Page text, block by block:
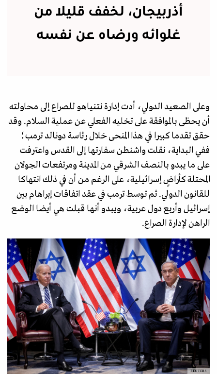
أذربيجان، لخفف قليلا من
غلوائه ورضاه عن نفسه
وعلى الصعيد الدولي، أدت إدارة نتنياهو للصراع إلى محاولته
أن يحظى بالموافقة على تخليه الفعلي عن عملية السلام. وقد
حقق تقدما كبيرا في هذا المنحى خلال رئاسة دونالد ترمب؛
ففي البداية، نقلت واشنطن سفارتها إلى القدس واعترفت
على ما يبدو بالنصف الشرقي من المدينة ومرتفعات الجولان
المحتلة كأراضٍ إسرائيلية، على الرغم من أن في ذلك انتهاكا
للقانون الدولي. ثم توسط ترمب في عقد اتفاقات إبراهام بين
إسرائيل وأربع دول عربية، ويبدو أنها قبلت هي أيضا الوضع
الراهن لإدارة الصراع.
REUTERS